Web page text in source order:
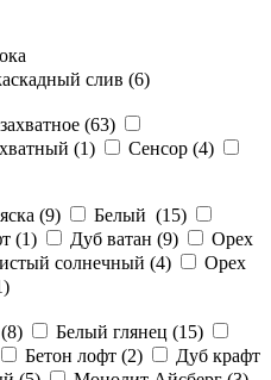
слив (6)
(63)
(1) Сенсор (4)
(9) Белый (15)
(1) Дуб ватан (9)
Орех
солнечный (4)
Орех
)
8) Белый глянец (15)
Бетон лофт (2)
Дуб крафт